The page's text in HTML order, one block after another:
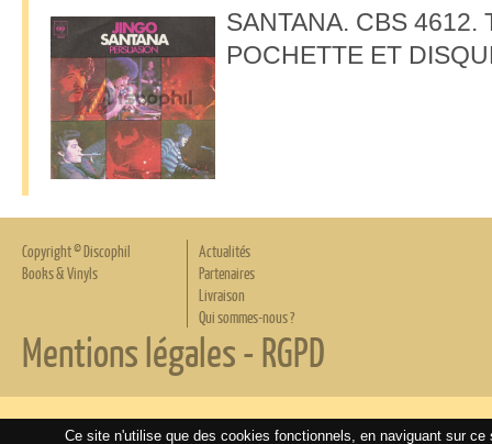
SANTANA. CBS
POCHETTE ET
Copyright © Discophil
Books & Vinyls
Actualités
Partenaires
Livraison
Qui sommes-nous ?
Mentions légales- RGPD
Ce site n'utilise que des cookies fonctionnels, en naviguant sur